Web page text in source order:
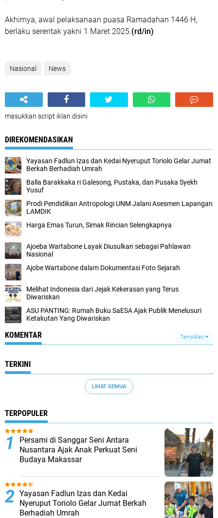
Akhirnya, awal pelaksanaan puasa Ramadahan 1446 H,
berlaku serentak yakni 1 Maret 2025.(rd/in)
Nasional News
masukkan script iklan disini
DIREKOMENDASIKAN
Yayasan Fadlun Izas dan Kedai Nyeruput Toriolo Gelar Jumat
Berkah Berhadiah Umrah
Balla Barakkaka ri Galesong, Pustaka, dan Pusaka Syekh
Yusuf
Prodi Pendidikan Antropologi UNM Jalani Asesmen Lapangan
LAMDIK
Harga Emas Turun, Simak Rincian Selengkapnya
Ajoeba Wartabone Layak Diusulkan sebagai Pahlawan
Nasional
Ajobe Wartabone dalam Dokumentasi Foto Sejarah
Melihat Indonesia dari Jejak Kekerasan yang Terus
Diwariskan
ASU PANTING: Rumah Buku SaESA Ajak Publik Menelusuri
Ketakutan Yang Diwariskan
KOMENTAR Tampilkan
TERKINI
LIHAT SEMUA
TERPOPULER
Persami di Sanggar Seni Antara
Nusantara Ajak Anak Perkuat Seni
Budaya Makassar
Yayasan Fadlun Izas dan Kedai
Nyeruput Toriolo Gelar Jumat Berkah
Berhadiah Umrah